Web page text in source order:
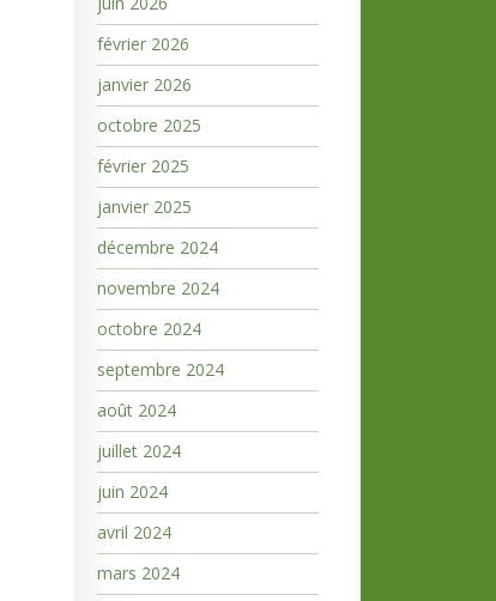
février 2026
janvier 2026
octobre 2025
février 2025
janvier 2025
décembre 2024
novembre 2024
octobre 2024
septembre 2024
août 2024
juillet 2024
juin 2024
avril 2024
mars 2024